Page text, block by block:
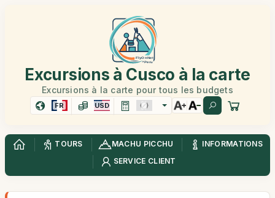
Excursions à Cusco à la carte
Excursions à la carte pour tous les budgets
FR USD
TOURS MACHU PICCHU
INFORMATIONS
SERVICE CLIENT